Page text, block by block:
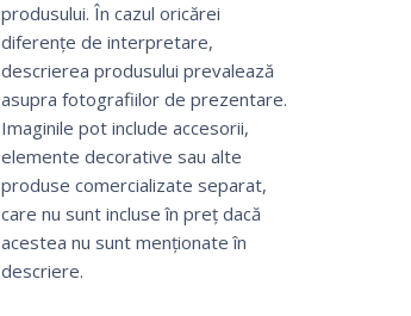
produsului. În cazul oricărei
diferențe de interpretare,
descrierea produsului prevalează
asupra fotografiilor de prezentare.
Imaginile pot include accesorii,
elemente decorative sau alte
produse comercializate separat,
care nu sunt incluse în preț dacă
acestea nu sunt menționate în
descriere.